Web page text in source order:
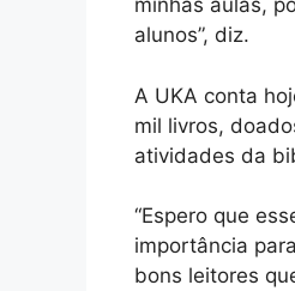
minhas aulas,
alunos”, diz.
A UKA conta
mil livros,
atividades da
“Espero que
importância
bons leitores